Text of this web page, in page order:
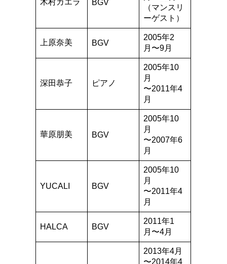
BGV
（マンスリ
ーゲスト）
上原奈美 BGV
2005年2
月〜9月
深田恭子 ピアノ
2005年10
月
〜2011年4
月
華原朋美 BGV
2005年10
月
〜2007年6
月
YUCALI BGV
2005年10
月
〜2011年4
月
HALCA BGV
2011年1
月〜4月
2013年4月
〜2014年4